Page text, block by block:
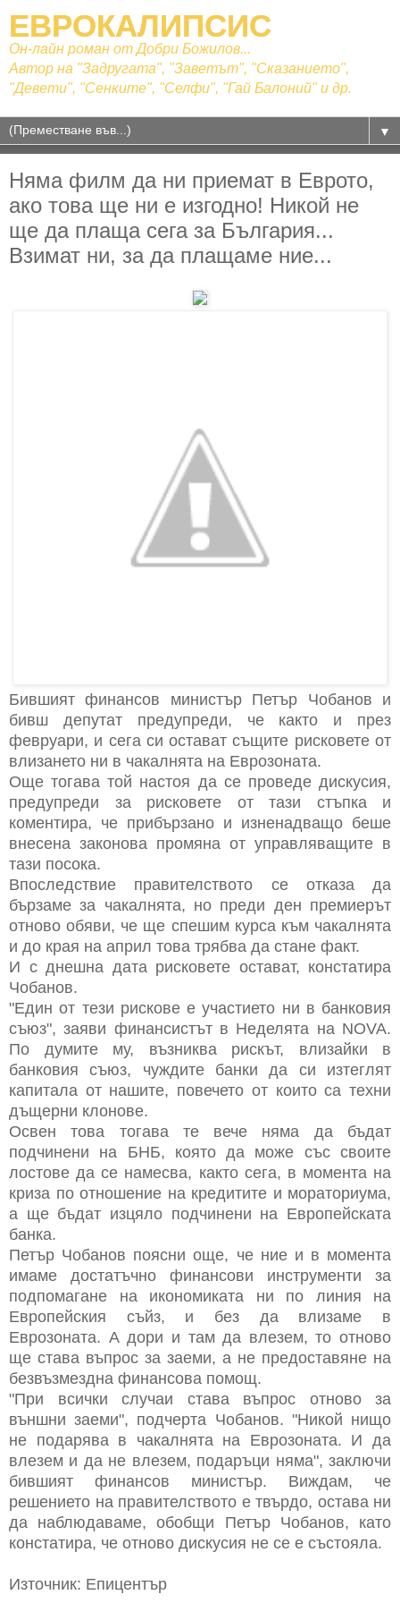
ЕВРОКАЛИПСИС
Он-лайн роман от Добри Божилов...
Автор на "Задругата", "Заветът", "Сказанието",
"Девети", "Сенките", "Селфи", "Гай Балоний" и др.
▼
Няма филм да ни приемат в Еврото,
ако това ще ни е изгодно! Никой не
ще да плаща сега за България...
Взимат ни, за да плащаме ние...
Бившият финансов министър Петър Чобанов и
бивш депутат предупреди, че както и през
февруари, и сега си остават същите рисковете от
влизането ни в чакалнята на Еврозоната.
Още тогава той настоя да се проведе дискусия,
предупреди за рисковете от тази стъпка и
коментира, че прибързано и изненадващо беше
внесена законова промяна от управляващите в
тази посока.
Впоследствие правителството се отказа да
бързаме за чакалнята, но преди ден премиерът
отново обяви, че ще спешим курса към чакалнята
и до края на април това трябва да стане факт.
И с днешна дата рисковете остават, констатира
Чобанов.
"Един от тези рискове е участието ни в банковия
съюз", заяви финансистът в Неделята на NOVA.
По думите му, възниква рискът, влизайки в
банковия съюз, чуждите банки да си изтеглят
капитала от нашите, повечето от които са техни
дъщерни клонове.
Освен това тогава те вече няма да бъдат
подчинени на БНБ, която да може със своите
лостове да се намесва, както сега, в момента на
криза по отношение на кредитите и мораториума,
а ще бъдат изцяло подчинени на Европейската
банка.
Петър Чобанов поясни още, че ние и в момента
имаме достатъчно финансови инструменти за
подпомагане на икономиката ни по линия на
Европейския съйз, и без да влизаме в
Еврозоната. А дори и там да влезем, то отново
ще става въпрос за заеми, а не предоставяне на
безвъзмездна финансова помощ.
"При всички случаи става въпрос отново за
външни заеми", подчерта Чобанов. "Никой нищо
не подарява в чакалнята на Еврозоната. И да
влезем и да не влезем, подаръци няма", заключи
бившият финансов министър. Виждам, че
решението на правителството е твърдо, остава ни
да наблюдаваме, обобщи Петър Чобанов, като
констатира, че отново дискусия не се е състояла.
Източник: Епицентър